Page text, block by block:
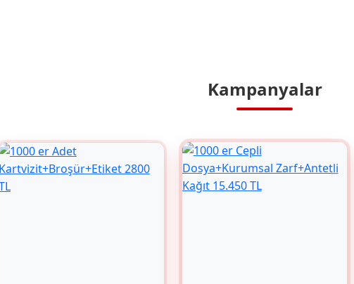
Kampanyalar